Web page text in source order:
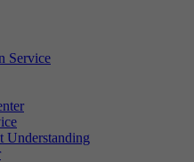
Service
Understanding